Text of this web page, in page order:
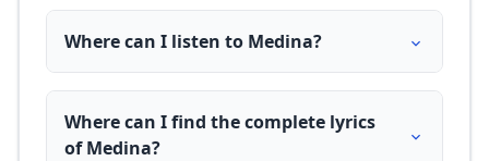
Where can I listen to Medina?
Where can I find the complete lyrics
of Medina?